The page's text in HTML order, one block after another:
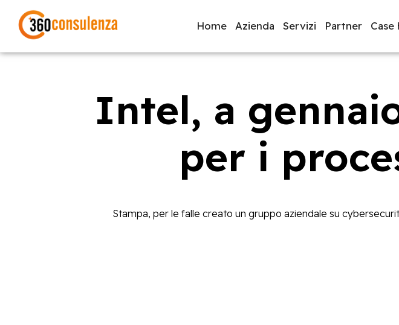
Home Azienda Servizi Partner
Bandi ISO 27001 Sviluppo software BeeProd
Inizia a digitare per visualizzare le pagine consigliate.
Intel, a
per i
Stampa, per le falle creato un gruppo aziendale su